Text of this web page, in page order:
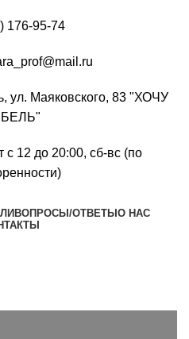
176-95-74
ул. Маяковского, 83 "ХОЧУ
с 12 до 20:00, сб-вс (по
ВОПРОСЫ/ОТВЕТЫ О НАС